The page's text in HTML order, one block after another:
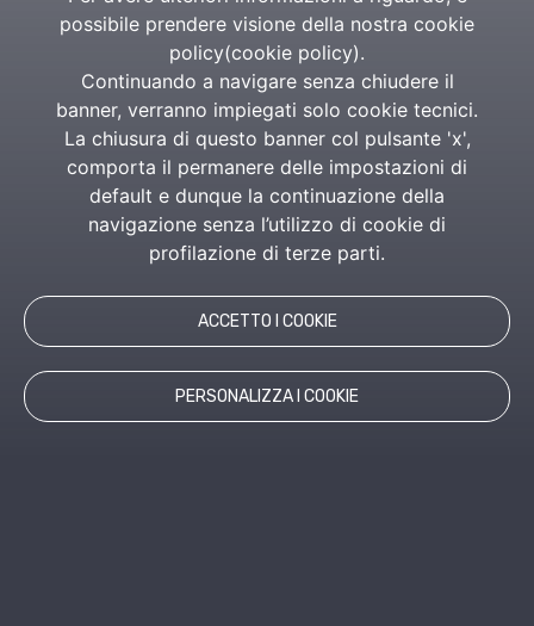
possibile prendere visione della nostra cookie
policy(cookie policy).
Continuando a navigare senza chiudere il
banner, verranno impiegati solo cookie tecnici.
La chiusura di questo banner col pulsante 'x',
comporta il permanere delle impostazioni di
default e dunque la continuazione della
navigazione senza l’utilizzo di cookie di
profilazione di terze parti.
ACCETTO I COOKIE
PERSONALIZZA I COOKIE